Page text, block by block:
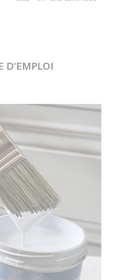
D'EMPLOI